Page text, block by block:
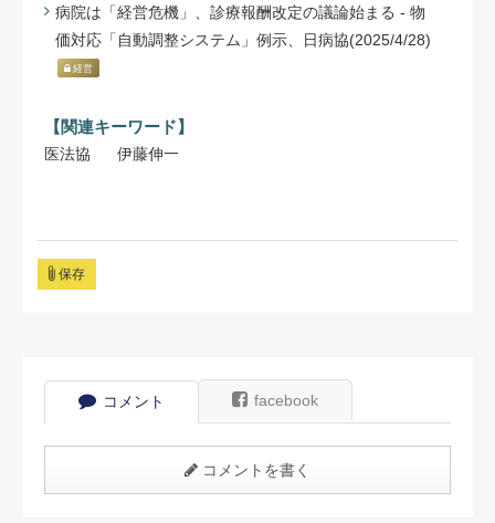
病院は「経営危機」、診療報酬改定の議論始まる - 物
価対応「自動調整システム」例示、日病協(2025/4/28)
経営
【関連キーワード】
医法協 伊藤伸一
保存
コメント facebook
コメントを書く